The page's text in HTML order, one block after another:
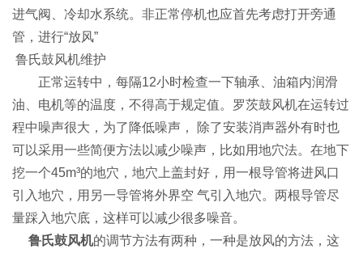
进气阀、冷却水系统。非正常停机也应首先考虑打开旁通
管，进行“放风”
鲁氏鼓风机维护
正常运转中，每隔12小时检查一下轴承、油箱内润滑
油、电机等的温度，不得高于规定值。罗茨鼓风机在运转过
程中噪声很大，为了降低噪声， 除了安装消声器外有时也
可以采用一些简便方法以减少噪声，比如用地穴法。在地下
挖一个45m³的地穴，地穴上盖封好，用一根导管将进风口
引入地穴，用另一导管将外界空 气引入地穴。两根导管尽
量踩入地穴底，这样可以减少很多噪音。
鲁氏鼓风机的调节方法有两种，一种是放风的方法，这